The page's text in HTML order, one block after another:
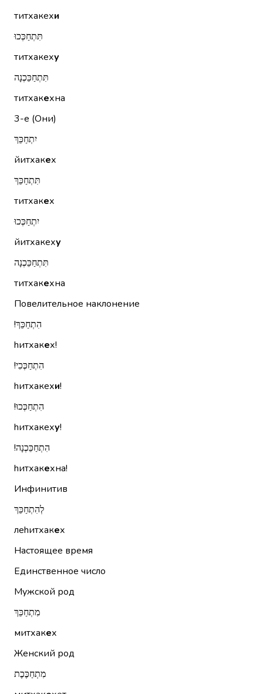
титхакехи
תִּתְחַכְּכוּ
титхакеху
תִּתְחַכֵּכְנָה
титхакехна
3-е (Они)
יִתְחַכֵּךְ
йитхакех
תִּתְחַכֵּךְ
титхакех
יִתְחַכְּכוּ
йитхакеху
תִּתְחַכֵּכְנָה
титхакехна
Повелительное наклонение
הִתְחַכֵּךְ!‏
hитхакех!
הִתְחַכְּכִי!‏
hитхакехи!
הִתְחַכְּכוּ!‏
hитхакеху!
הִתְחַכֵּכְנָה!‏
hитхакехна!
Инфинитив
לְהִתְחַכֵּךְ
леhитхакех
Настоящее время
Единственное число
Мужской род
מִתְחַכֵּךְ
митхакех
Женский род
מִתְחַכֶּכֶת